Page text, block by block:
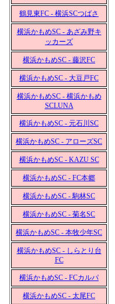
鶴見東FC - 横浜SCつばさ
横浜かもめSC - あざみ野キ
ッカーズ
横浜かもめSC - 藤沢FC
横浜かもめSC - 大豆戸FC
横浜かもめSC - 横浜かもめ
SCLUNA
横浜かもめSC - 元石川SC
横浜かもめSC - アローズSC
横浜かもめSC - KAZU SC
横浜かもめSC - FC本郷
横浜かもめSC - 駒林SC
横浜かもめSC - 菊名SC
横浜かもめSC - 本牧少年SC
横浜かもめSC - しらとり台
FC
横浜かもめSC - FCカルパ
横浜かもめSC - 太尾FC